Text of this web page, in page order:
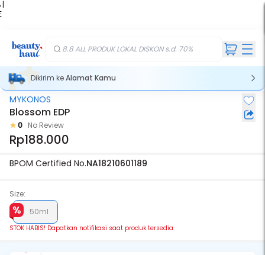
|
8.8 ALL PRODUK LOKAL DISKON s.d. 70%
Dikirim keAlamat Kamu
Stok Habis
MYKONOS
Blossom EDP
0 No Review
Rp188.000
BPOM Certified No.NA18210601189
Size:
50ml
STOK HABIS! Dapatkan notifikasi saat produk tersedia